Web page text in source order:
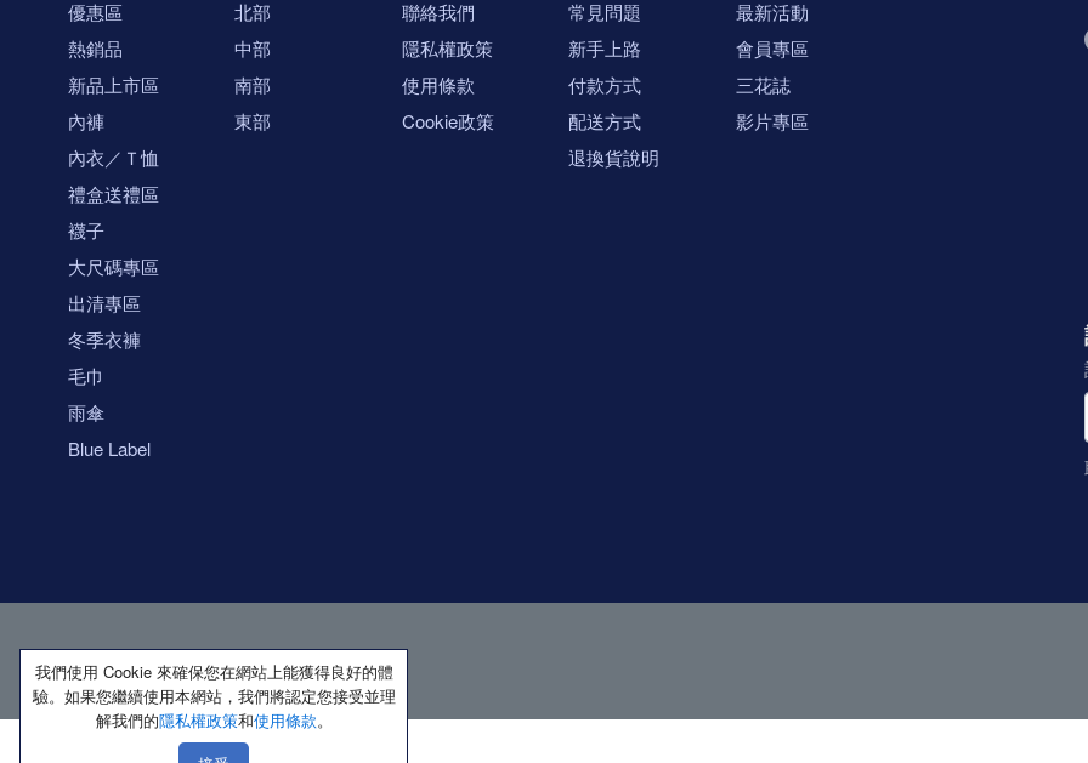
優惠區
熱銷品
新品上市區
內褲
內衣／Ｔ恤
禮盒送禮區
襪子
大尺碼專區
出清專區
冬季衣褲
毛巾
雨傘
Blue Label
北部
中部
南部
東部
聯絡我們
隱私權政策
使用條款
Cookie政策
常見問題
新手上路
付款方式
配送方式
退換貨說明
最新活動
會員專區
三花誌
影片專區
我們使用 Cookie 來確保您在網站上能獲得良好的體
驗。如果您繼續使用本網站，我們將認定您接受並理
解我們的隱私權政策和使用條款。